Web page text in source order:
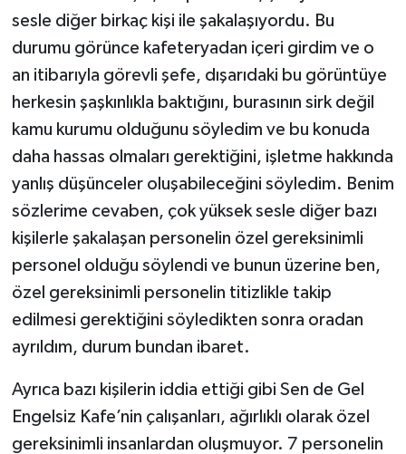
sesle diğer birkaç kişi ile şakalaşıyordu. Bu
durumu görünce kafeteryadan içeri girdim ve o
an itibarıyla görevli şefe, dışarıdaki bu görüntüye
herkesin şaşkınlıkla baktığını, burasının sirk değil
kamu kurumu olduğunu söyledim ve bu konuda
daha hassas olmaları gerektiğini, işletme hakkında
yanlış düşünceler oluşabileceğini söyledim. Benim
sözlerime cevaben, çok yüksek sesle diğer bazı
kişilerle şakalaşan personelin özel gereksinimli
personel olduğu söylendi ve bunun üzerine ben,
özel gereksinimli personelin titizlikle takip
edilmesi gerektiğini söyledikten sonra oradan
ayrıldım, durum bundan ibaret.
Ayrıca bazı kişilerin iddia ettiği gibi Sen de Gel
Engelsiz Kafe’nin çalışanları, ağırlıklı olarak özel
gereksinimli insanlardan oluşmuyor. 7 personelin